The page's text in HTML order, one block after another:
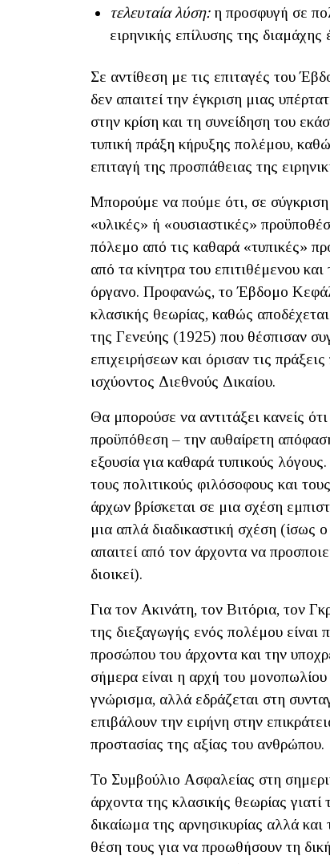
τελευταία λύση:η προσφυγή σε
ειρηνικής επίλυσης της διαμάχης
Σε αντίθεση με τις επιταγές του
δεν απαιτεί την έγκριση μιας
στην κρίση και τη συνείδηση του
τυπική πράξη κήρυξης πολέμου,
επιταγή της προσπάθειας της
Μπορούμε να πούμε ότι, σε
«υλικές» ή «ουσιαστικές»
πόλεμο από τις καθαρά «τυπικές»
από τα κίνητρα του επιτιθέμενου
όργανο. Προφανώς, το Έβδομο
κλασικής θεωρίας, καθώς
της Γενεύης (1925) που θέσπισαν
επιχειρήσεων και όρισαν τις
ισχύοντος Διεθνούς Δικαίου.
Θα μπορούσε να αντιτάξει κανείς
προϋπόθεση – την αυθαίρετη
εξουσία για καθαρά τυπικούς
τους πολιτικούς φιλόσοφους και
άρχων βρίσκεται σε μια σχέση
μια απλά διαδικαστική σχέση (ίσως
απαιτεί από τον άρχοντα να
διοικεί).
Για τον Ακινάτη, τον Βιτόρια, τον
της διεξαγωγής ενός πολέμου είναι
προσώπου του άρχοντα και την
σήμερα είναι η αρχή του
γνώρισμα, αλλά εδράζεται στη
επιβάλουν την ειρήνη στην
προστασίας της αξίας του ανθρώπου.
Το Συμβούλιο Ασφαλείας στη
άρχοντα της κλασικής θεωρίας
δικαίωμα της αρνησικυρίας αλλά
θέση τους για να προωθήσουν τη